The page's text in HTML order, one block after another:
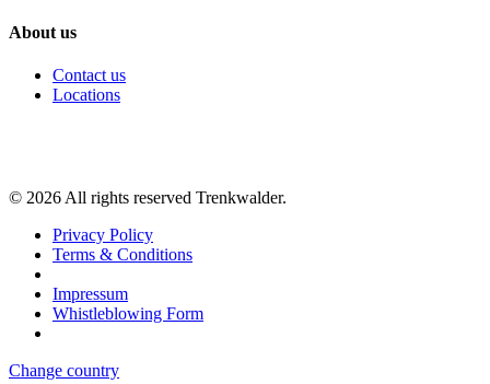
About us
Contact us
Locations
© 2026 All rights reserved Trenkwalder.
Privacy Policy
Terms & Conditions
Impressum
Whistleblowing Form
Change country